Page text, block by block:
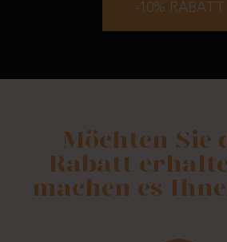
-10% RABATT
Möchten Sie
Rabatt
machen es